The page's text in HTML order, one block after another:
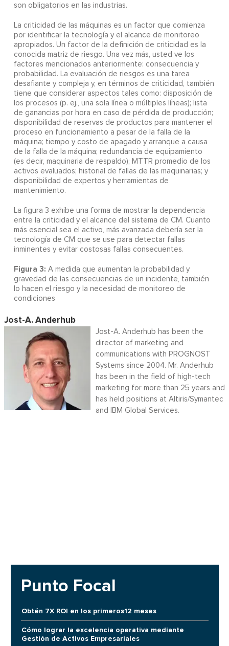
son obligatorios en las industrias.
La criticidad de las máquinas es un factor que comienza
por identificar la tecnología y el alcance de monitoreo
apropiados. Un factor de la definición de criticidad es la
conocida matriz de riesgo. Una vez más, usted ve los
factores mencionados anteriormente: consecuencia y
probabilidad. La evaluación de riesgos es una tarea
desafiante y compleja y, en términos de criticidad, también
tiene que considerar aspectos tales como: disposición de
los procesos (p. ej., una sola línea o múltiples líneas); lista
de ganancias por hora en caso de pérdida de producción;
disponibilidad de reservas de productos para mantener el
proceso en funcionamiento a pesar de la falla de la
máquina; tiempo y costo de apagado y arranque a causa
de la falla de la máquina; redundancia de equipamiento
(es decir, maquinaria de respaldo); MTTR promedio de los
activos evaluados; historial de fallas de las maquinarias; y
disponibilidad de expertos y herramientas de
mantenimiento.
La figura 3 exhibe una forma de mostrar la dependencia
entre la criticidad y el alcance del sistema de CM. Cuanto
más esencial sea el activo, más avanzada debería ser la
tecnología de CM que se use para detectar fallas
inminentes y evitar costosas fallas consecuentes.
Figura 3: A medida que aumentan la probabilidad y
gravedad de las consecuencias de un incidente, también
lo hacen el riesgo y la necesidad de monitoreo de
condiciones
Jost-A. Anderhub
Jost-A. Anderhub has been the
director of marketing and
communications with PROGNOST
Systems since 2004. Mr. Anderhub
has been in the field of high-tech
marketing for more than 25 years and
has held positions at Altiris/Symantec
and IBM Global Services.
Punto Focal
Obtén 7X ROI en los primeros12 meses
Cómo lograr la excelencia operativa mediante
Gestión de Activos Empresariales